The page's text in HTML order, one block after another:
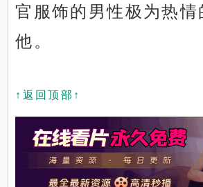
官服饰的男性极为热情
他。
↑返回顶部↑